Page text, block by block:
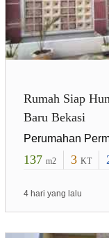
Rumah Siap
Baru Bekasi
Perumahan
137 m2 3 KT
4 hari yang lalu